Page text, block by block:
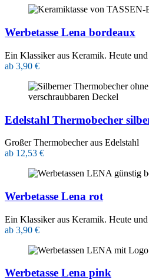
Werbetasse Lena bordeaux
Ein Klassiker aus Keramik. Heute
ab 3,90 €
Edelstahl Thermobecher
Großer Thermobecher aus Edelstahl
ab 12,53 €
Werbetasse Lena rot
Ein Klassiker aus Keramik. Heute
ab 3,90 €
Werbetasse Lena pink